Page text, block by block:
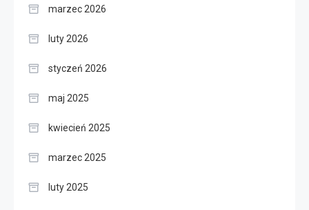
marzec 2026
luty 2026
styczeń 2026
maj 2025
kwiecień 2025
marzec 2025
luty 2025